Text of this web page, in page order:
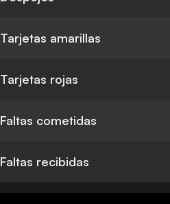
Tarjetas amarillas
Tarjetas rojas
Faltas cometidas
Faltas recibidas